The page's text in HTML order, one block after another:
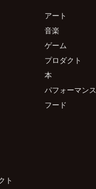
アート
音楽
ゲーム
プロダクト
本
パフォーマンス
フード
ト